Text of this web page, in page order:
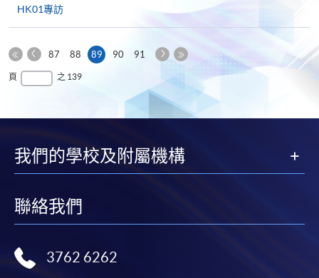
HK01專訪
第
一
上
87 88 89本
90 91
下
頁
最
頁 之 139
我們的學校及附屬機構
聯絡我們
3762 6262